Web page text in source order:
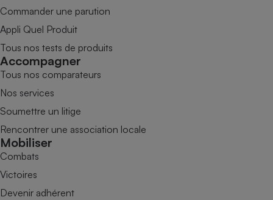
Commander une parution
Appli Quel Produit
Tous nos tests de produits
Accompagner
Tous nos comparateurs
Nos services
Soumettre un litige
Rencontrer une association locale
Mobiliser
Combats
Victoires
Devenir adhérent